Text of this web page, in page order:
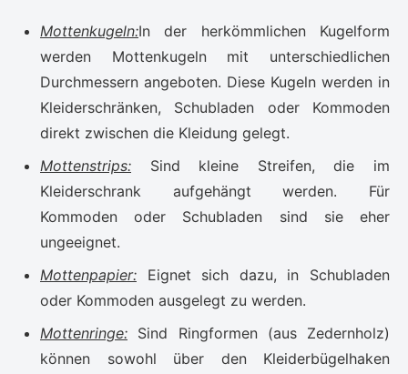
Mottenkugeln:In der herkömmlichen Kugelform
werden Mottenkugeln mit unterschiedlichen
Durchmessern angeboten. Diese Kugeln werden in
Kleiderschränken, Schubladen oder Kommoden
direkt zwischen die Kleidung gelegt.
Mottenstrips: Sind kleine Streifen, die im
Kleiderschrank aufgehängt werden. Für
Kommoden oder Schubladen sind sie eher
ungeeignet.
Mottenpapier: Eignet sich dazu, in Schubladen
oder Kommoden ausgelegt zu werden.
Mottenringe: Sind Ringformen (aus Zedernholz)
können sowohl über den Kleiderbügelhaken